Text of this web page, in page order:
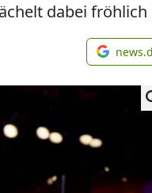
dabei fröhlich